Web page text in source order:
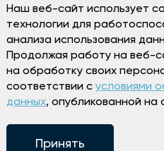
Наш веб-сайт использует
технологии для
анализа использования
Продолжая работу на веб-
на обработку своих
соответствии с условиями
данных, опубликованной
Принять